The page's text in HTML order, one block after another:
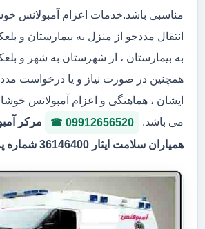
مناسبی باشد.خدمات اعزام آمبولانس
انتقال مددجو از منزل به بیمارستان و
به بیمارستان ، از شهرستان به شهر و
همچنین در صورت نیاز و یا درخواست
ایشان ، هماهنگی و اعزام آمبولانس
می باشد.
09912656520
مرکر
همیاران سلامت ایثار 36146400 شماره پروانه 3-323036